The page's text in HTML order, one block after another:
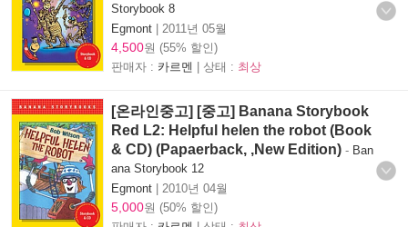
Storybook 8
Egmont | 2011년 05월
4,500원 (55% 할인)
판매자 : 카르멘 | 상태 : 최상
[온라인중고] [중고] Banana Storybook
Red L2: Helpful helen the robot (Book
& CD) (Papaerback, ,New Edition) - Ban
ana Storybook 12
Egmont | 2010년 04월
5,000원 (50% 할인)